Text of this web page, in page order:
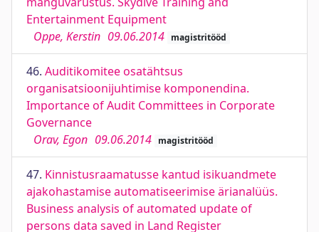
Entertainment Equipment
Oppe, Kerstin 09.06.2014 magistritööd
46. Auditikomitee osatähtsus
organisatsioonijuhtimise komponendina.
Importance of Audit Committees in Corporate
Governance
Orav, Egon 09.06.2014 magistritööd
47. Kinnistusraamatusse kantud isikuandmete
ajakohastamise automatiseerimise ärianalüüs.
Business analysis of automated update of
persons data saved in Land Register